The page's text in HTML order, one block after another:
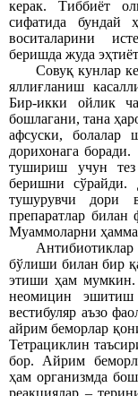
керак. Тиббиёт
сифатида бундай
воситаларини
беришда жуда
Совуқ кунлар
яллиғланиш
Бир-икки ойлик
бошлагани, тана
афсуски, болалар
дорихонага боради.
тушириш учун тез
беришни сўрайди.
тушурувчи дори
препаратлар
Муаммоларни
бўлиши билан бир
этиши ҳам мумкин.
неомицин эшитиш
вестибуляр аъзо
айрим беморлар
Тетрациклин
бор. Айрим
ҳам организмда